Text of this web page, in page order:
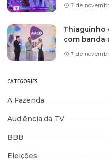
7 de
Thiaguinho
com banda
7 de
CATEGORIES
A Fazenda
Audiência da TV
BBB
Eleições